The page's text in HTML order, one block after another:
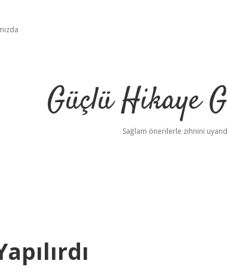
Güçlü Hikaye
Sağlam önerilerle zihnini